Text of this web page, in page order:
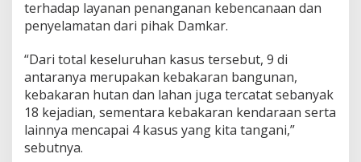
terhadap layanan penanganan kebencanaan dan
penyelamatan dari pihak Damkar.
“Dari total keseluruhan kasus tersebut, 9 di
antaranya merupakan kebakaran bangunan,
kebakaran hutan dan lahan juga tercatat sebanyak
18 kejadian, sementara kebakaran kendaraan serta
lainnya mencapai 4 kasus yang kita tangani,”
sebutnya.